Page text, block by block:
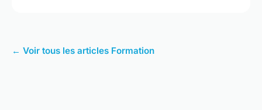
← Voir tous les articles Formation